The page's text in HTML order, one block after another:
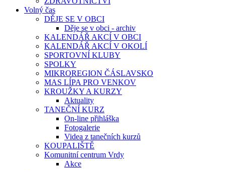
Volný čas
DĚJE SE V OBCI
Děje se v obci - archiv
KALENDÁŘ AKCÍ V OBCI
KALENDÁŘ AKCÍ V OKOLÍ
SPORTOVNÍ KLUBY
SPOLKY
MIKROREGION ČÁSLAVSKO
MAS LÍPA PRO VENKOV
KROUŽKY A KURZY
Aktuality
TANEČNÍ KURZ
On-line přihláška
Fotogalerie
Videa z tanečních kurzů
KOUPALIŠTĚ
Komunitní centrum Vrdy
Akce